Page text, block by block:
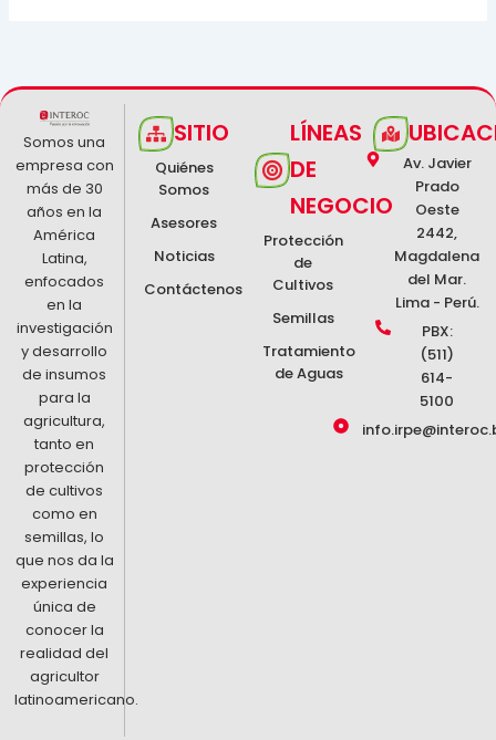
Somos una
empresa con
más de 30
años en la
América
Latina,
enfocados
en la
investigación
y desarrollo
de insumos
para la
agricultura,
tanto en
protección
de cultivos
como en
semillas, lo
que nos da la
experiencia
única de
conocer la
realidad del
agricultor
latinoamericano.
SITIO
Quiénes
Somos
Asesores
Noticias
Contáctenos
LÍNEAS
DE
NEGOCIO
Protección
de
Cultivos
Semillas
Tratamiento
de Aguas
Av. Javier
Prado
Oeste
2442,
Magdalena
del Mar.
Lima - Perú.
PBX:
(511)
614-
5100